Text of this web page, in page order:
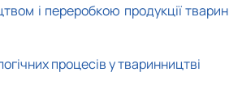
і переробкою продукції
процесів у тваринництві